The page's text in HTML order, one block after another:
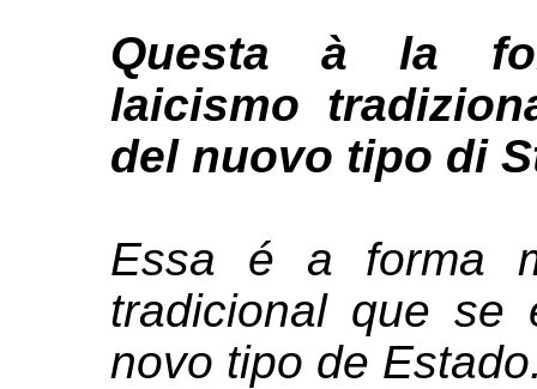
Questa à la
laicismo
del nuovo tipo di
Essa é a forma
tradicional que se
novo tipo de